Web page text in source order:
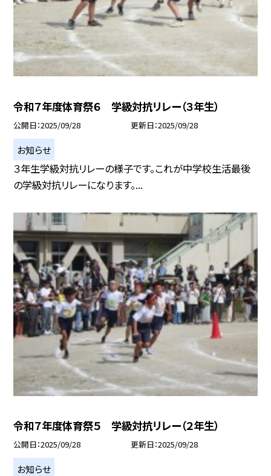
令和７年度体育祭６ 学級対抗リレー（３年生）
公開日 2025/09/28 更新日 2025/09/28
お知らせ
３年生学級対抗リレーの様子です。これが中学校生活最後
の学級対抗リレーになります。...
令和７年度体育祭５ 学級対抗リレー（２年生）
公開日 2025/09/28 更新日 2025/09/28
お知らせ